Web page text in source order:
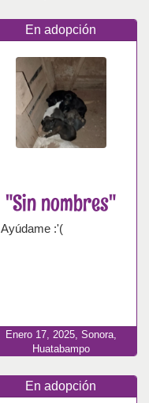
En adopción
"Sin nombres"
Ayúdame :'(
Enero 17, 2025, Sonora,
Huatabampo
En adopción